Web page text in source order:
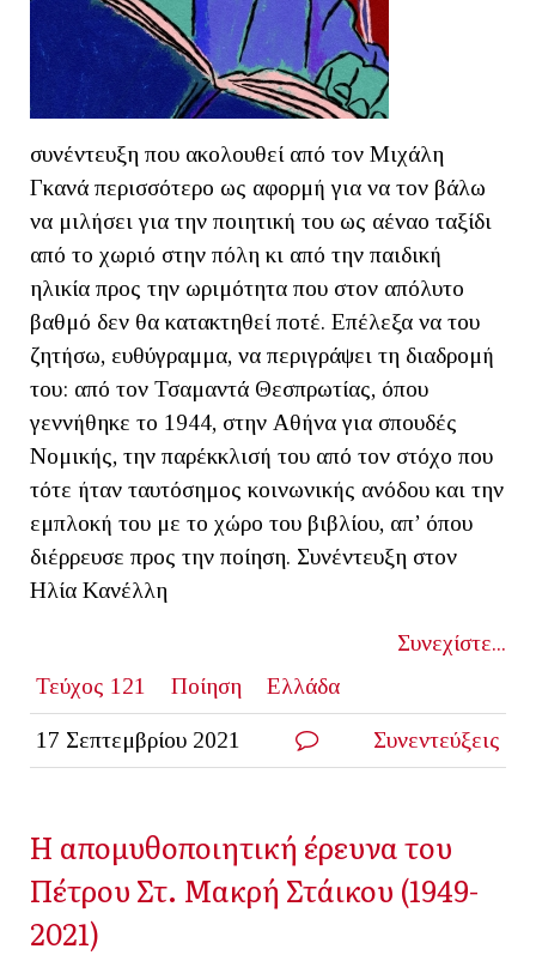
συνέντευξη που ακολουθεί από τον Μιχάλη
Γκανά περισσότερο ως αφορμή για να τον βάλω
να μιλήσει για την ποιητική του ως αέναο ταξίδι
από το χωριό στην πόλη κι από την παιδική
ηλικία προς την ωριμότητα που στον απόλυτο
βαθμό δεν θα κατακτηθεί ποτέ. Επέλεξα να του
ζητήσω, ευθύγραμμα, να περιγράψει τη διαδρομή
του: από τον Τσαμαντά Θεσπρωτίας, όπου
γεννήθηκε το 1944, στην Αθήνα για σπουδές
Νομικής, την παρέκκλισή του από τον στόχο που
τότε ήταν ταυτόσημος κοινωνικής ανόδου και την
εμπλοκή του με το χώρο του βιβλίου, απ’ όπου
διέρρευσε προς την ποίηση. Συνέντευξη στον
Ηλία Κανέλλη
Συνεχίστε...
Τεύχος 121
Ποίηση Ελλάδα
17 Σεπτεμβρίου 2021 Συνεντεύξεις
Η απομυθοποιητική έρευνα του
Πέτρου Στ. Μακρή Στάικου (1949-
2021)